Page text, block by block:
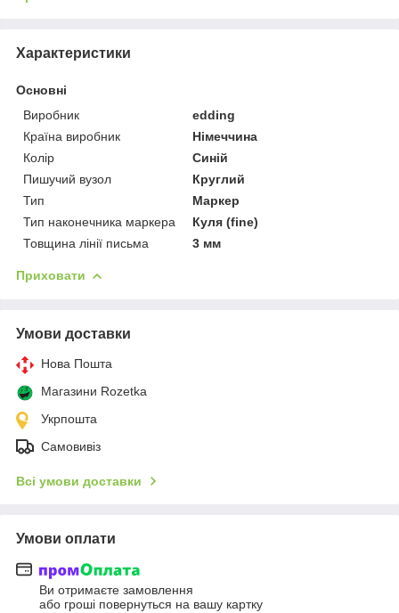
Характеристики
Основні
Виробник
edding
Країна виробник
Німеччина
Колір
Синій
Пишучий вузол
Круглий
Тип
Маркер
Тип наконечника маркера
Куля (fine)
Товщина лінії письма
3 мм
Приховати
Умови доставки
Нова Пошта
Магазини Rozetka
Укрпошта
Самовивіз
Всі умови доставки
Умови оплати
Ви отримаєте замовлення
або гроші повернуться на вашу картку